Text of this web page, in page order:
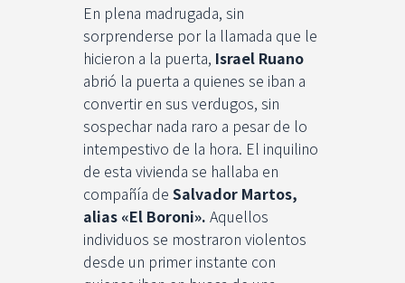
En plena madrugada, sin
sorprenderse por la llamada que le
hicieron a la puerta, Israel Ruano
abrió la puerta a quienes se iban a
convertir en sus verdugos, sin
sospechar nada raro a pesar de lo
intempestivo de la hora. El inquilino
de esta vivienda se hallaba en
compañía de Salvador Martos,
alias «El Boroni». Aquellos
individuos se mostraron violentos
desde un primer instante con